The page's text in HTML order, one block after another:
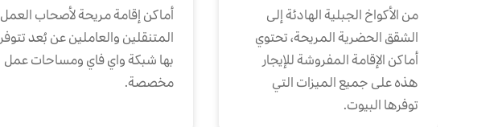
من الأكواخ الجبلية الهادئة إلى
الشقق الحضرية المريحة، تحتوي
أماكن الإقامة المفروشة للإيجار
هذه على جميع الميزات التي
توفرها البيوت.
أماكن إقامة مريحة لأصحاب العمل
المتنقلين والعاملين عن بُعد تتوفر
بها شبكة واي فاي ومساحات عمل
مخصصة.